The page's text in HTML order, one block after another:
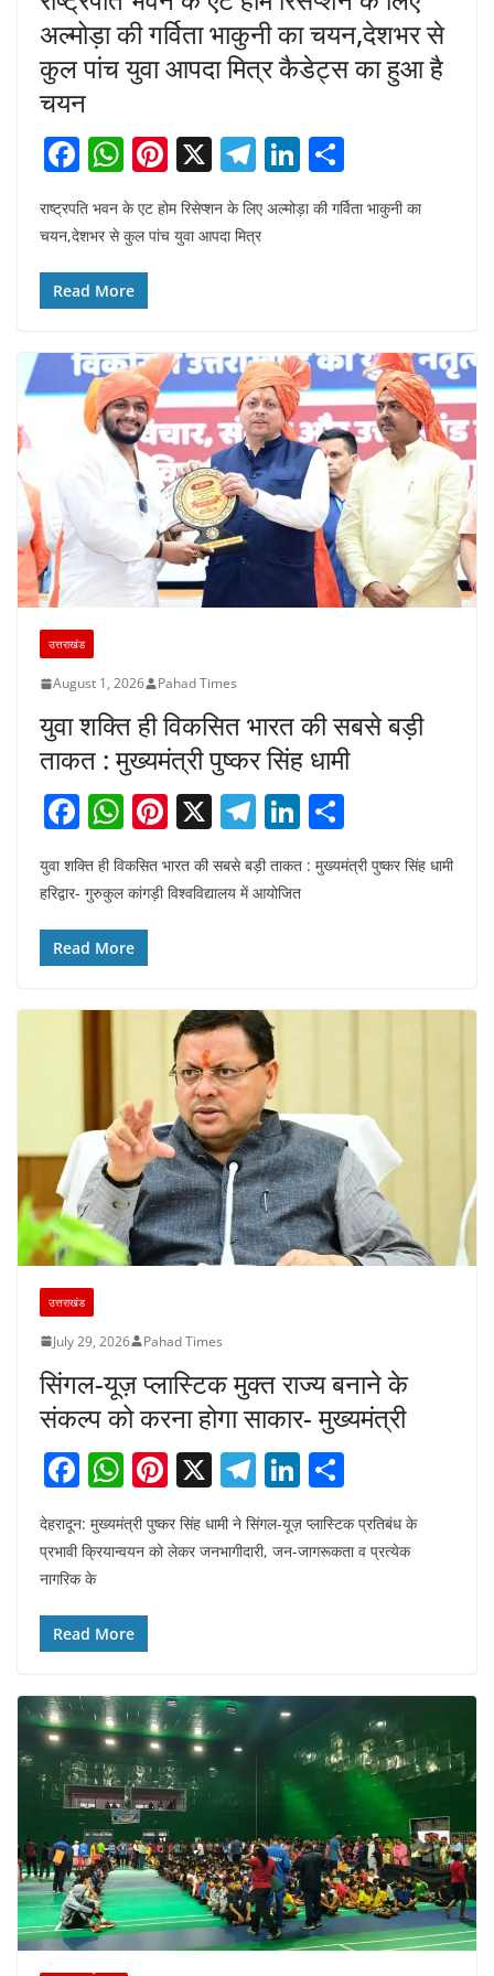
अल्मोड़ा की गर्विता भाकुनी का चयन,देशभर से
कुल पांच युवा आपदा मित्र कैडेट्स का हुआ है
चयन
F
a
c
e
b
o
k
W
h
at
s
A
p
Pi
nt
er
e
X T
e
Li
n
k
h
ar
राष्ट्रपति भवन के एट होम रिसेप्शन के लिए अल्मोड़ा की गर्विता भाकुनी का
चयन,देशभर से कुल पांच युवा आपदा मित्र
Read More
उत्तराखंड
August 1, 2026 Pahad Times
युवा शक्ति ही विकसित भारत की सबसे बड़ी
ताकत : मुख्यमंत्री पुष्कर सिंह धामी
F
a
c
e
b
o
k
W
h
at
s
A
p
Pi
nt
er
X T
el
e
Li
k
h
ar
युवा शक्ति ही विकसित भारत की सबसे बड़ी ताकत : मुख्यमंत्री पुष्कर सिंह धामी
हरिद्वार- गुरुकुल कांगड़ी विश्वविद्यालय में आयोजित
Read More
उत्तराखंड
July 29, 2026 Pahad Times
सिंगल-यूज़ प्लास्टिक मुक्त राज्य बनाने के
संकल्प को करना होगा साकार- मुख्यमंत्री
F
c
e
b
o
k
W
h
at
A
p
Pi
nt
er
X T
el
e
Li
k ar
देहरादून: मुख्यमंत्री पुष्कर सिंह धामी ने सिंगल-यूज़ प्लास्टिक प्रतिबंध के
प्रभावी क्रियान्वयन को लेकर जनभागीदारी, जन-जागरूकता व प्रत्येक
नागरिक के
Read More